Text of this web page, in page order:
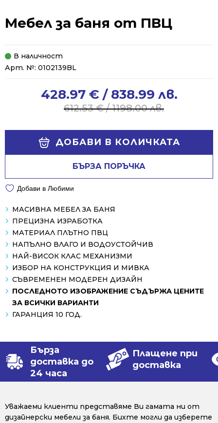
Мебел за баня от ПВЦ
В наличност
Арт. №: 0102139BL
612.53€/ 1198.00 лв.
612.53 €
428.97 € / 838.99 лв.
428.97 €
ДОБАВИ В КОЛИЧКАТА
БЪРЗА ПОРЪЧКА
Добави в Любими
МАСИВНА МЕБЕЛ ЗА БАНЯ
ПРЕЦИЗНА ИЗРАБОТКА
МАТЕРИАЛ ПЛЪТНО ПВЦ
НАПЪЛНО ВЛАГО И ВОДОУСТОЙЧИВ
НАЙ-ВИСОК КЛАС МЕХАНИЗМИ
ИЗБОР НА КОНСТРУКЦИЯ И МИВКА
СЪВРЕМЕНЕН МОДЕРЕН ДИЗАЙН
ПОСЛЕДНОТО ИЗОБРАЖЕНИЕ СЪДЪРЖА ЦЕНИТЕ
ЗА ВСИЧКИ ВАРИАНТИ
ГАРАНЦИЯ 10 ГОД.
Бърза
доставка до
24 часа
Плащене при
доставка
Уважаеми клиенти представяме Ви гамата ни от
дизайнерски мебели за баня. Бихте могли да изберете